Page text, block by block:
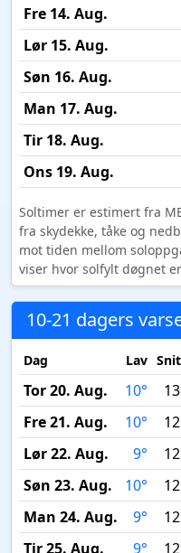
Fre 14. Aug.
Lør 15. Aug.
Søn 16. Aug.
Man 17. Aug.
Tir 18. Aug.
Ons 19. Aug.
Soltimer er estimert fra
fra skydekke, tåke og
mot tiden mellom
viser hvor solfylt døgnet
10-21 dagers
Dag Lav
Tor 20. Aug. 10°
Fre 21. Aug.
10°
Lør 22. Aug.
9°
Søn 23. Aug.
10°
Man 24. Aug.
9°
Tir 25. Aug.
9°